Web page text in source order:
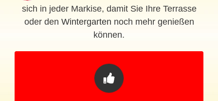
sich in jeder Markise, damit Sie Ihre Terrasse
oder den Wintergarten noch mehr genießen
können.